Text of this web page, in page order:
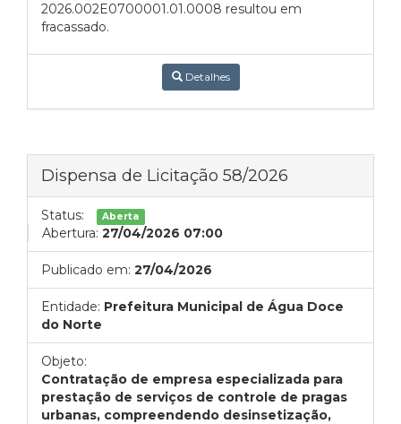
2026.002E0700001.01.0008 resultou em
fracassado.
Detalhes
Dispensa de Licitação 58/2026
Status: Aberta
Abertura: 27/04/2026 07:00
Publicado em: 27/04/2026
Entidade: Prefeitura Municipal de Água Doce
do Norte
Objeto:
Contratação de empresa especializada para
prestação de serviços de controle de pragas
urbanas, compreendendo desinsetização,